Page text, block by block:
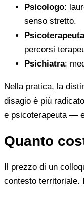
Psicologo:
senso stretto.
Psicoterapeuta
percorsi
Psichiatra:
Nella pratica, la
disagio è più
e psicoterapeuta —
Quanto
Il prezzo di un
contesto territoriale.